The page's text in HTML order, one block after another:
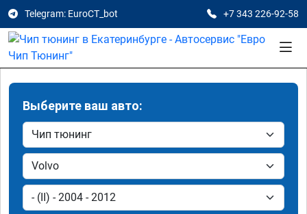
Telegram: EuroCT_bot +7 343 226-92-58
Выберите ваш авто: